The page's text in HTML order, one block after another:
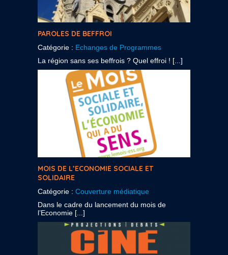
PAROLES DE BEFFROI
Catégorie : Echanges de Programmes
La région sans ses beffrois ? Quel effroi ! [...]
MOIS DE L’ECONOMIE SOCIALE ET
SOLIDAIRE
Catégorie : Couverture médiatique
Dans le cadre du lancement du mois de
l’Economie [...]